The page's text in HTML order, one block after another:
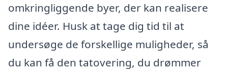
omkringliggende byer, der kan realisere
dine idéer. Husk at tage dig tid til at
undersøge de forskellige muligheder, så
du kan få den tatovering, du drømmer